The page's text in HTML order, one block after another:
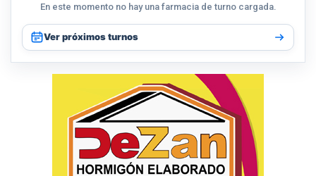
En este momento no hay una farmacia de turno cargada.
Ver próximos turnos